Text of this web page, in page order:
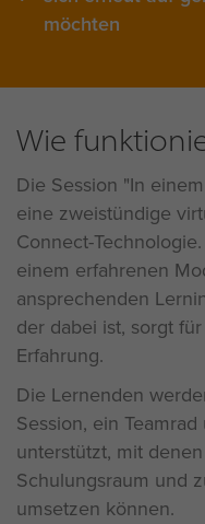
möchten
Wie
Die Session "In
eine zweistündige
Connect-
einem erfahrenen
ansprechenden
der dabei ist, sorgt
Erfahrung.
Die Lernenden
Session, ein
unterstützt, mit
Schulungsraum und
umsetzen können.